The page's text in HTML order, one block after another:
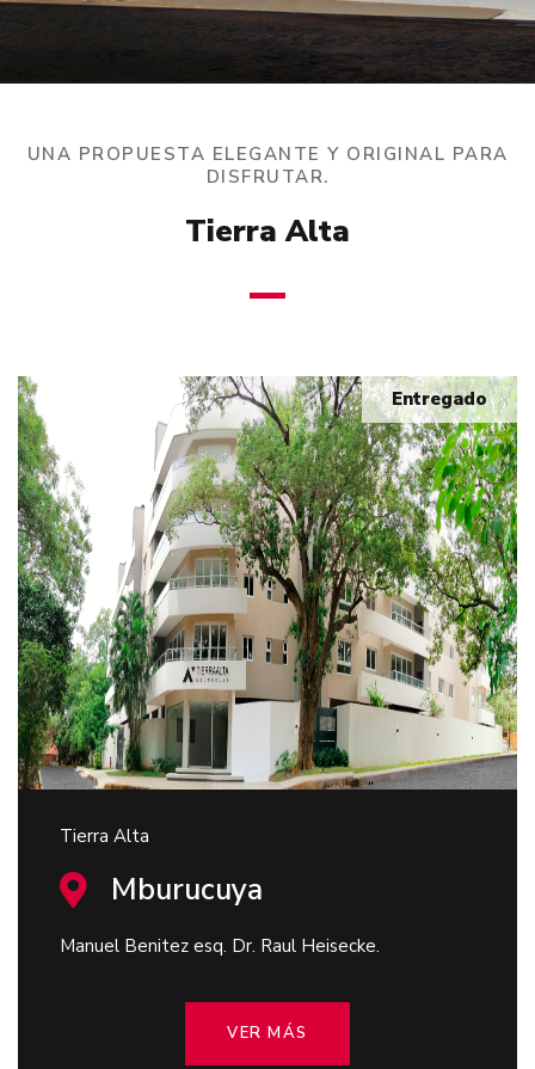
UNA PROPUESTA ELEGANTE Y ORIGINAL PARA
DISFRUTAR.
Tierra Alta
Entregado
Tierra Alta
Mburucuya
Manuel Benitez esq. Dr. Raul Heisecke.
VER MÁS